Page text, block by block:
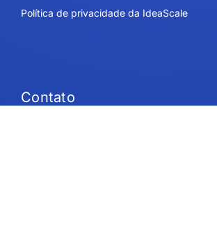
Política de privacidade da IdeaScale
Contato